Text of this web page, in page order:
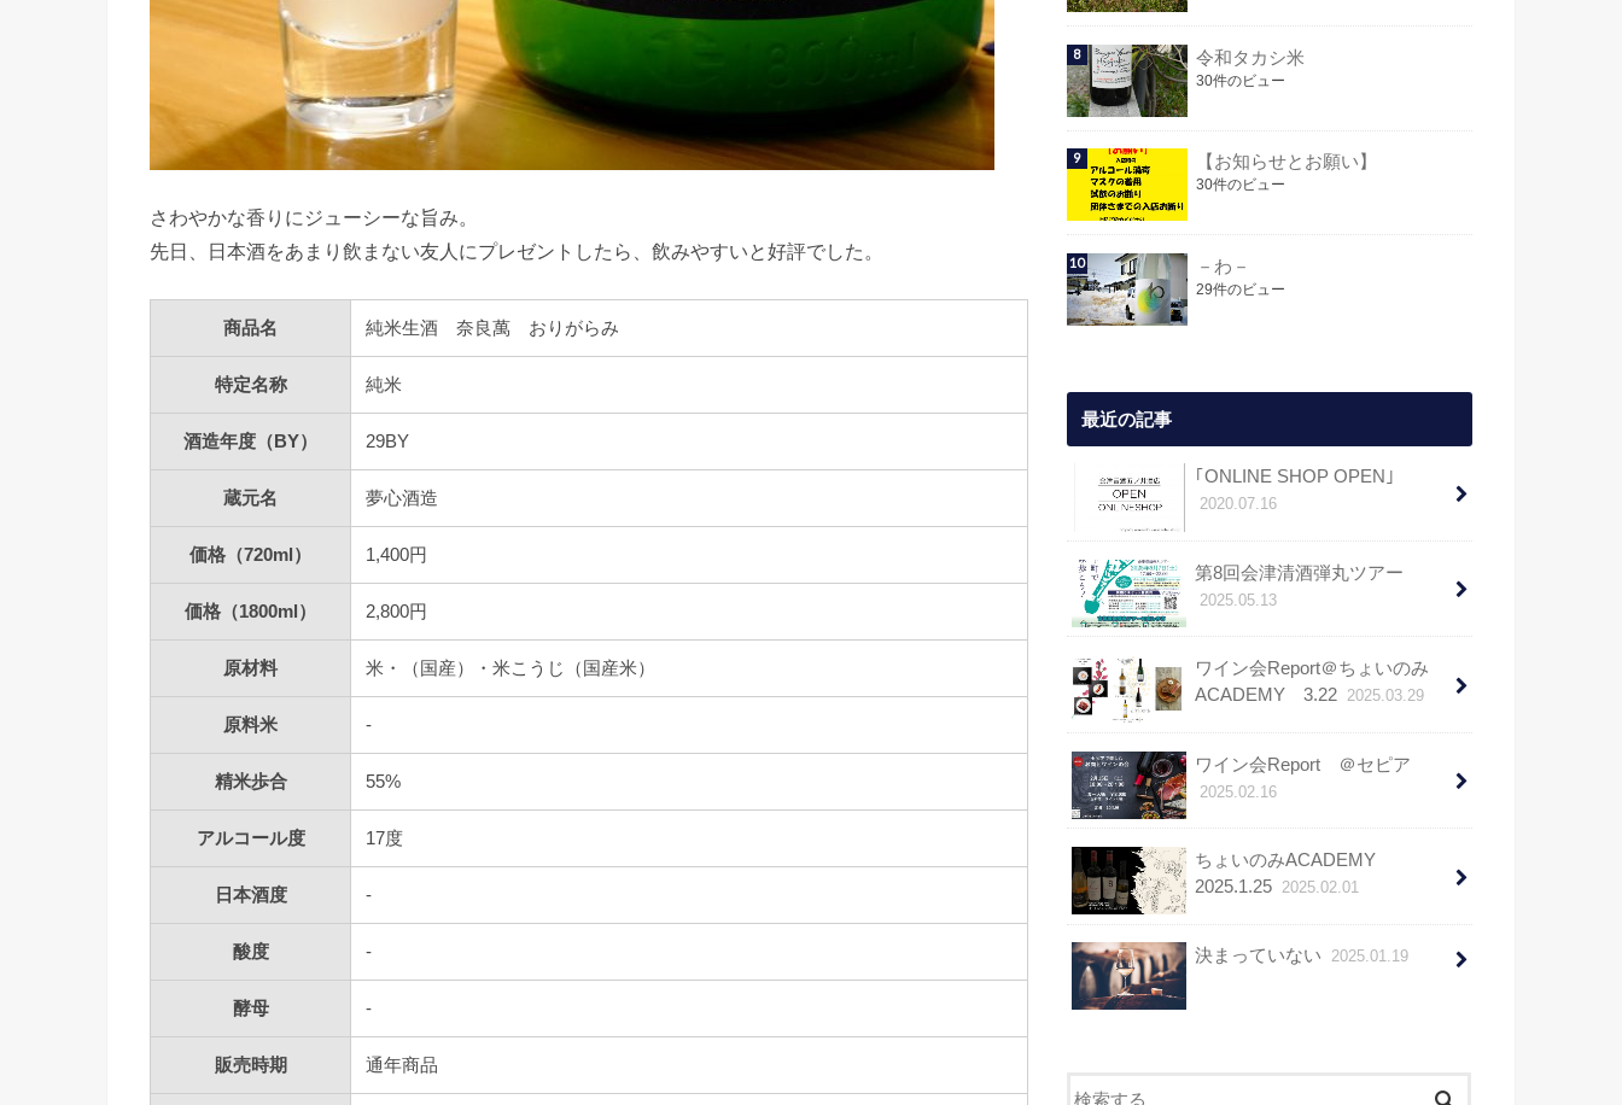
さわやかな香りにジューシーな旨み。
先日、日本酒をあまり飲まない友人にプレゼントしたら、飲みやすいと好評でした。
商品名 純米生酒 奈良萬 おりがらみ
特定名称 純米
酒造年度（BY） 29BY
蔵元名 夢心酒造
価格（720ml） 1,400円
価格（1800ml） 2,800円
原材料 米・（国産）・米こうじ（国産米）
原料米 -
精米歩合 55%
アルコール度 17度
日本酒度 -
酸度 -
酵母 -
販売時期 通年商品
令和タカシ米
30件のビュー
【お知らせとお願い】
30件のビュー
－わ－
29件のビュー
最近の記事
｢ONLINE SHOP OPEN｣
2020.07.16
第8回会津清酒弾丸ツアー
2025.05.13
ワイン会Report＠ちょいのみ
ACADEMY 3.22 2025.03.29
ワイン会Report ＠セピア
2025.02.16
ちょいのみACADEMY
2025.1.25 2025.02.01
決まっていない 2025.01.19